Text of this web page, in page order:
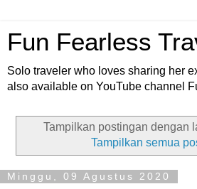
Fun Fearless
Solo traveler who loves sharing her
also available on YouTube channel
Tampilkan postingan dengan
Tampilkan semua
Minggu, 09 Agustus 2020